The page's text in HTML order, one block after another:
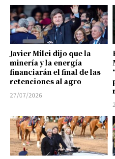
Javier Milei dijo que la
minería y la energía
financiarán el final de las
retenciones al agro
27/07/2026